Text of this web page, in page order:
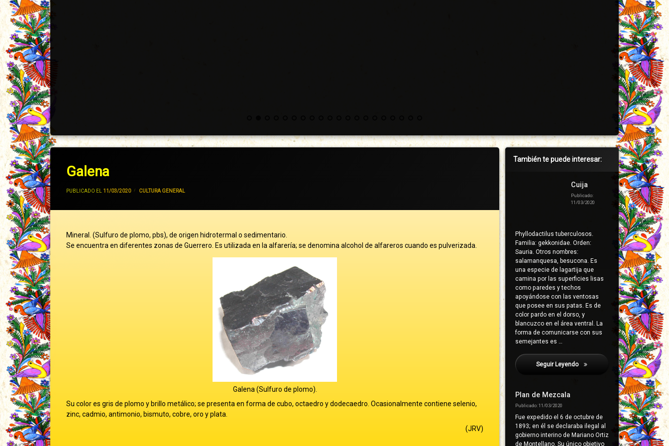
Galena
PUBLICADO EL 11/03/2020 CATEGORÍAS:
CULTURA GENERAL
Mineral. (Sulfuro de plomo, pbs), de origen hidrotermal o sedimentario.
Se encuentra en diferentes zonas de Guerrero. Es utilizada en la alfarería; se denomina alcohol de alfareros cuando es pulverizada.
Galena (Sulfuro de plomo).
Su color es gris de plomo y brillo metálico; se presenta en forma de cubo, octaedro y dodecaedro. Ocasionalmente contiene selenio,
zinc, cadmio, antimonio, bismuto, cobre, oro y plata.
(JRV)
Barra
También te puede interesar:
Cuija
Publicado:
11/03/2020
Phyllodactilus tuberculosos.
Familia: gekkonidae. Orden:
Sauria. Otros nombres:
salamanquesa, besucona. Es
una especie de lagartija que
camina por las superficies lisas
como paredes y techos
apoyándose con las ventosas
que posee en sus patas. Es de
color pardo en el dorso, y
blancuzco en el área ventral. La
forma de comunicarse con sus
semejantes es …
Seguir Leyendo Galena
Plan de Mezcala
Publicado: 11/03/2020
Fue expedido el 6 de octubre de
1893; en él se declaraba ilegal al
gobierno interino de Mariano Ortiz
de Montellano. Su único objetivo